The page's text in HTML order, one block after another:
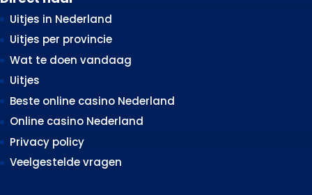
Uitjes in Nederland
Uitjes per provincie
Wat te doen vandaag
Uitjes
Beste online casino Nederland
Online casino Nederland
Privacy policy
Veelgestelde vragen